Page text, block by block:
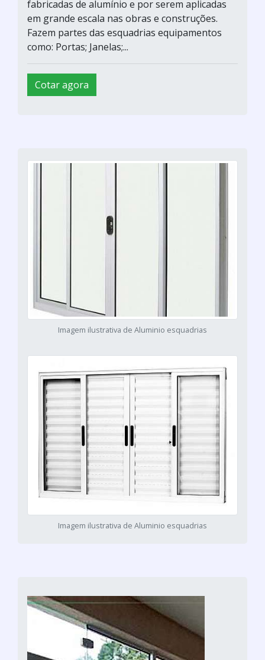
fabricadas de alumínio e por serem aplicadas
em grande escala nas obras e construções.
Fazem partes das esquadrias equipamentos
como: Portas; Janelas;...
Cotar agora
Imagem ilustrativa de Aluminio esquadrias
Imagem ilustrativa de Aluminio esquadrias